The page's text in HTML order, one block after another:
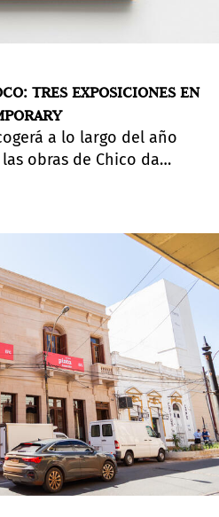
TRES EXPOSICIONES EN
a lo largo del año
obras de Chico da